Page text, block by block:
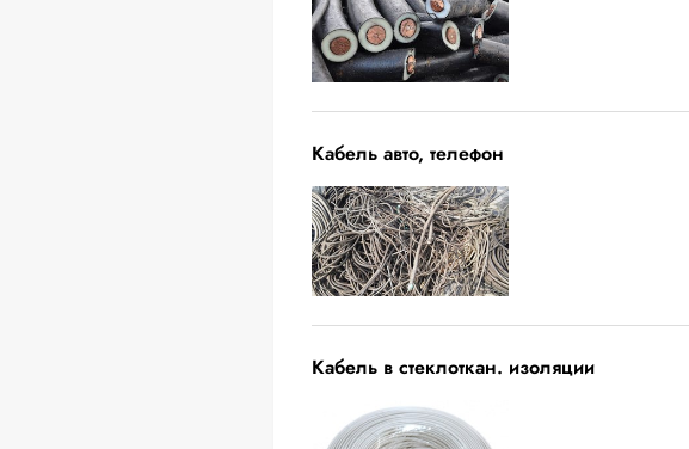
Кабель авто, телефон
Кабель в стеклоткан. изоляции